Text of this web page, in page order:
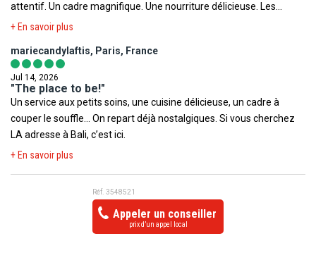
attentif. Un cadre magnifique. Une nourriture délicieuse. Les
chambres sont très spacieuses avec climatisation, terrasse,
chaleureusement tout le personnel (Estina Ugix, Zen, Mustika et
tous les autres...).
+ En savoir plus
mariecandylaftis, Paris, France
Jul 14, 2026
"The place to be!"
Un service aux petits soins, une cuisine délicieuse, un cadre à
couper le souffle… On repart déjà nostalgiques. Si vous cherchez
LA adresse à Bali, c’est ici.
+ En savoir plus
Réf. 3548521
Appeler un conseiller
prix d’un appel local